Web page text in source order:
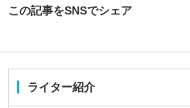
この記事をSNSでシェア
ライター紹介